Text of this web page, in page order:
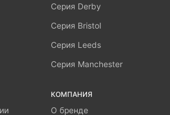
Серия Derby
Серия Bristol
Серия Leeds
Серия Manchester
КОМПАНИЯ
О бренде